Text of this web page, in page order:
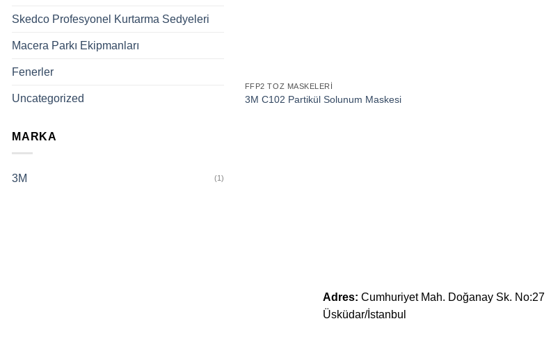
Skedco Profesyonel Kurtarma Sedyeleri
Macera Parkı Ekipmanları
Fenerler
Uncategorized
MARKA
3M (1)
FFP2 TOZ MASKELERI
3M C102 Partikül Solunum Maskesi
Adres: Cumhuriyet Mah. Doğanay Sk. No:27
Üsküdar/İstanbul